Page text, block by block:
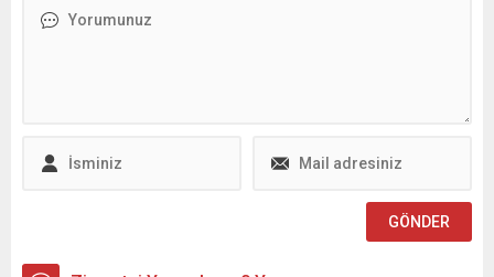
19 noktada daha asfalt
artırmak ve vatandaşlara
araya getirerek birlik,
duygularını pekiştirdi.
Programa Başkan